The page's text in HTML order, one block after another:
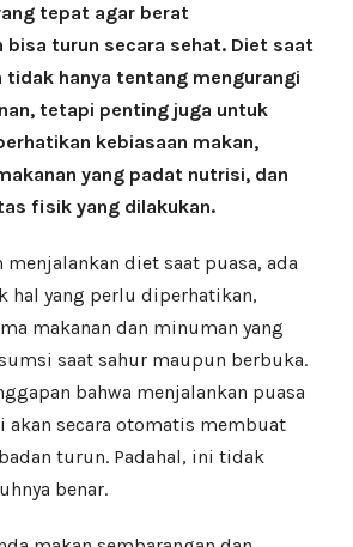
tepat agar berat
bisa turun secara sehat. Diet saat
tidak hanya tentang mengurangi
tetapi penting juga untuk
kebiasaan makan,
yang padat nutrisi, dan
fisik yang dilakukan.
menjalankan diet saat puasa, ada
hal yang perlu diperhatikan,
makanan dan minuman yang
saat sahur maupun berbuka.
bahwa menjalankan puasa
akan secara otomatis membuat
turun. Padahal, ini tidak
benar.